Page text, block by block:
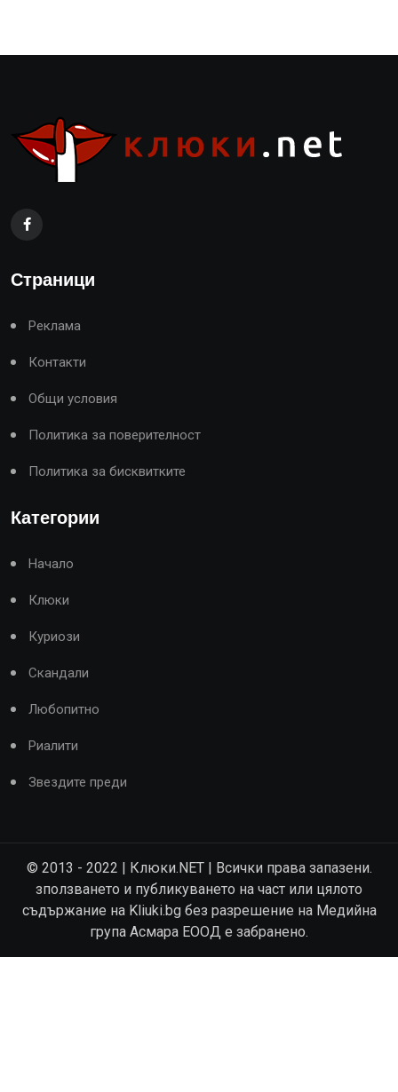
Страници
Реклама
Контакти
Общи условия
Политика за поверителност
Политика за бисквитките
Категории
Начало
Клюки
Куриози
Скандали
Любопитно
Риалити
Звездите преди
© 2013 - 2022 | Клюки.NET | Всички права запазени.
зползването и публикуването на част или цялото
съдържание на Kliuki.bg без разрешение на Медийна
група Асмара ЕООД е забранено.